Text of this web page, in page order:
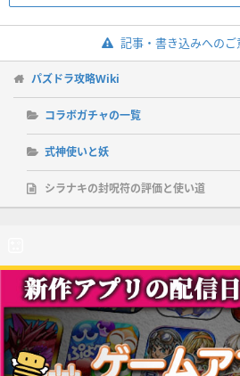
記事・書き込みへのご
パズドラ攻略Wiki
コラボガチャの一覧
式神使いと妖
シラナキの封呪符の評価と使い道